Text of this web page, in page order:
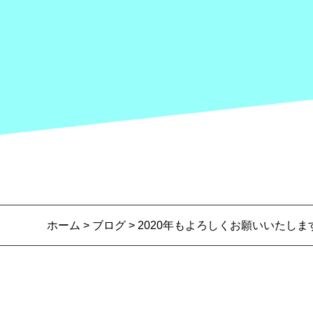
ホーム> ブログ > 2020年もよろしくお願いいたしま